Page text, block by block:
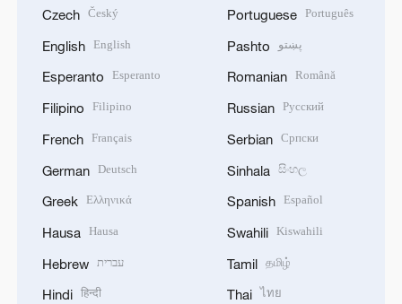
Czech Český
English English
Esperanto Esperanto
Filipino Filipino
French Français
German Deutsch
Greek Ελληνικά
Hausa Hausa
Hebrew עברית
Hindi हिन्दी
Portuguese Português
Pashto پښتو
Romanian Română
Russian Русский
Serbian Српски
Sinhala සිංහල
Spanish Español
Swahili Kiswahili
Tamil தமிழ்
Thai ไทย